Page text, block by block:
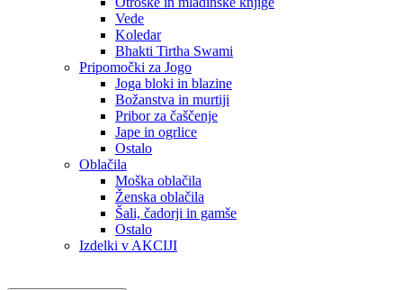
Vede
Koledar
Bhakti Tirtha Swami
Pripomočki za Jogo
Joga bloki in blazine
Božanstva in murtiji
Pribor za čaščenje
Jape in ogrlice
Ostalo
Oblačila
Moška oblačila
Ženska oblačila
Šali, čadorji in gamše
Ostalo
Izdelki v AKCIJI